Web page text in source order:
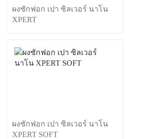
ผงซักฟอก เปา ซิลเวอร์ นาโน
XPERT
ผงซักฟอก เปา ซิลเวอร์ นาโน
XPERT SOFT